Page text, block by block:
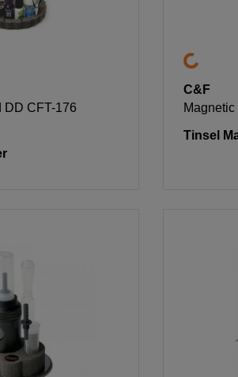
DD CFT-176
C&F
Tinsel